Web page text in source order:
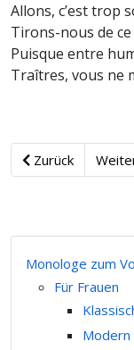
Allons, c’est trop
Tirons-nous de
Puisque entre
Traîtres, vous ne
Zurück
Monologe zum
Für Frauen
Modern